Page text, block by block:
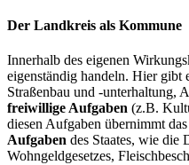
Der Landkreis als Kommune
Innerhalb des eigenen
eigenständig handeln. Hier gibt
Straßenbau und -unterhaltung,
freiwillige Aufgaben (z.B.
diesen Aufgaben übernimmt
Aufgaben des Staates, wie die
Wohngeldgesetzes,